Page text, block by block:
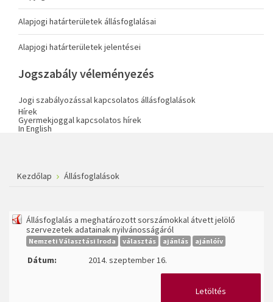
Alapjogi határterületek állásfoglalásai
Alapjogi határterületek jelentései
Jogszabály véleményezés
Jogi szabályozással kapcsolatos állásfoglalások
Hírek
Gyermekjoggal kapcsolatos hírek
In English
Kezdőlap Állásfoglalások
Állásfoglalás a meghatározott sorszámokkal átvett jelölő
szervezetek adatainak nyilvánosságáról
Nemzeti Választási Iroda választás ajánlás ajánlóív
Dátum: 2014. szeptember 16.
Letöltés